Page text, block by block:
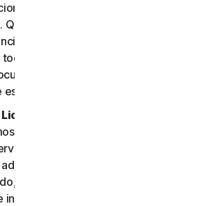
com o Software e a
Qualquer Software fornecido ao
e não vendido, ao Utilizador, e
os direitos associados ao
que não estejam
no presente Contrato.
e condições do presente Contrato
concedemos-lhe, no território
o Software, uma licença com
não exclusiva e não transferível,
uma cópia do Software no